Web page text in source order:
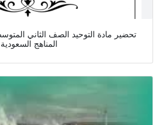
تحضير مادة التوحيد الصف الثاني
المناهج السعودية